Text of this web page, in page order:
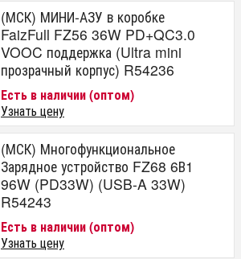
(МСК) МИНИ-АЗУ в коробке
FaizFull FZ56 36W PD+QC3.0
VOOC поддержка (Ultra mini
прозрачный корпус) R54236
Есть в наличии (оптом)
Узнать цену
(МСК) Многофункциональное
Зарядное устройство FZ68 6В1
96W (PD33W) (USB-A 33W)
R54243
Есть в наличии (оптом)
Узнать цену